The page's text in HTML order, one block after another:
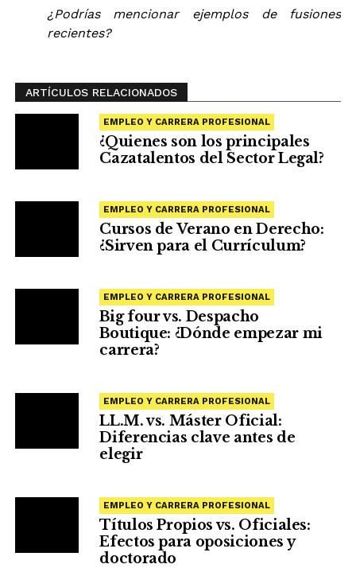
¿Podrías mencionar ejemplos de fusiones
recientes?
ARTÍCULOS RELACIONADOS
EMPLEO Y CARRERA PROFESIONAL
¿Quienes son los principales
Cazatalentos del Sector Legal?
EMPLEO Y CARRERA PROFESIONAL
Cursos de Verano en Derecho:
¿Sirven para el Currículum?
EMPLEO Y CARRERA PROFESIONAL
Big four vs. Despacho
Boutique: ¿Dónde empezar mi
carrera?
EMPLEO Y CARRERA PROFESIONAL
LL.M. vs. Máster Oficial:
Diferencias clave antes de
elegir
EMPLEO Y CARRERA PROFESIONAL
Títulos Propios vs. Oficiales:
Efectos para oposiciones y
doctorado